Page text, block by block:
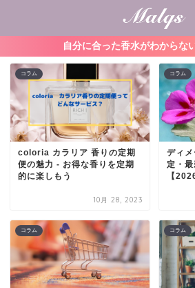
自分に合った香水がわからな
コラム
coloria カラリア 香りの定期
便の魅力 - お得な香りを定期
的に楽しもう
10月 28, 2023
コラム
ディ
定・
【
コラム コラム